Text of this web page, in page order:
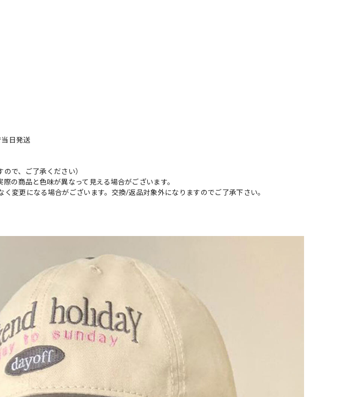
日発送
で、ご了承ください）
の商品と色味が異なって見える場合がございます。
変更になる場合がございます。交換/返品対象外になりますのでご了承下さい。